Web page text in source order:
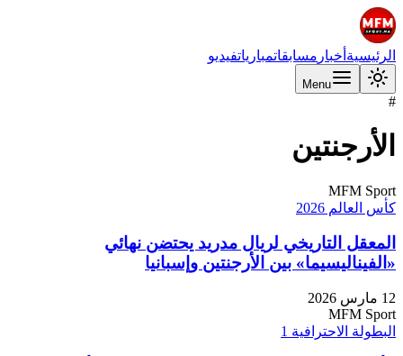
الرئيسية أخبار مسابقاتمبارياتفيديو
Menu
#
الأرجنتين
MFM Sport
كأس العالم 2026
المعقل التاريخي لريال مدريد يحتضن نهائي
«الفيناليسيما» بين الأرجنتين وإسبانيا
12 مارس 2026
MFM Sport
البطولة الاحترافية 1